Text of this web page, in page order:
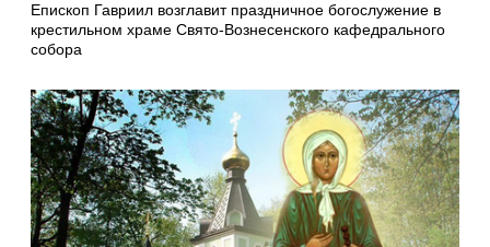
Епископ Гавриил возглавит праздничное богослужение в
крестильном храме Свято-Вознесенского кафедрального
собора